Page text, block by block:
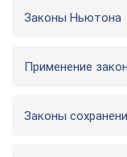
Законы Ньютона
Применение
Законы